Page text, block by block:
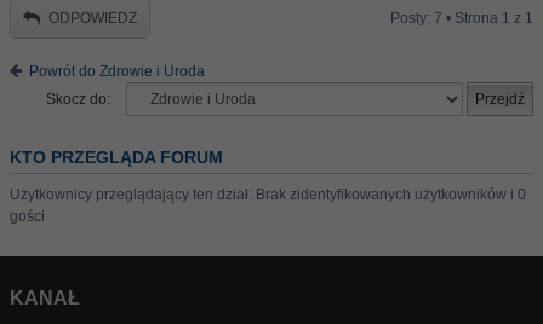
ODPOWIEDZ Posty: 7 • Strona 1 z 1
Powrót do Zdrowie i Uroda
Skocz do:
KTO PRZEGLĄDA FORUM
Użytkownicy przeglądający ten dział: Brak zidentyfikowanych użytkowników i 0
gości
KANAŁ